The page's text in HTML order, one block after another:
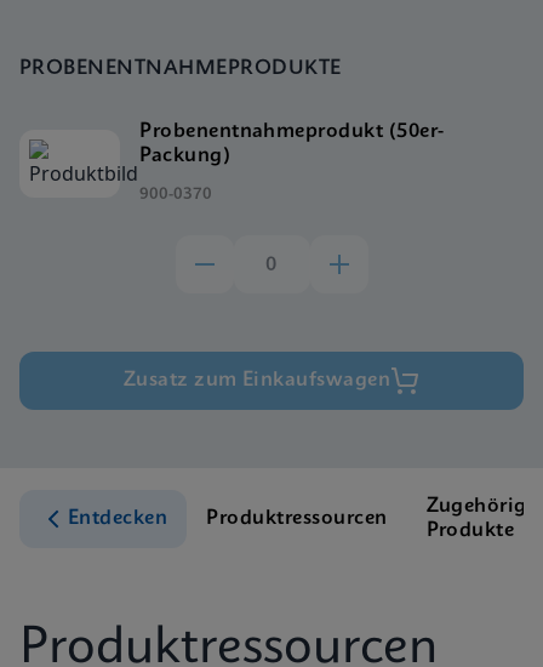
PROBENENTNAHMEPRODUKTE
Probenentnahmeprodukt (50er-
Packung)
900-0370
Zusatz zum Einkaufswagen
Entdecken Produktressourcen
Zugehörige
Produkte
Produktressourcen